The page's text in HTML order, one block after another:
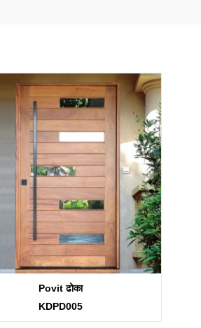
Povit ढोका
KDPD005